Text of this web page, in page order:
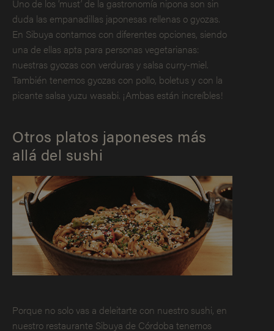
Uno de los ‘must’ de la gastronomía nipona son sin
duda las empanadillas japonesas rellenas o gyozas.
En Sibuya contamos con diferentes opciones, siendo
una de ellas apta para personas vegetarianas:
nuestras gyozas con verduras y salsa curry-miel.
También tenemos gyozas con pollo, boletus y con la
picante salsa yuzu wasabi. ¡Ambas están increíbles!
Otros platos japoneses más
allá del sushi
Porque no solo vas a deleitarte con nuestro sushi, en
nuestro restaurante Sibuya de Córdoba tenemos